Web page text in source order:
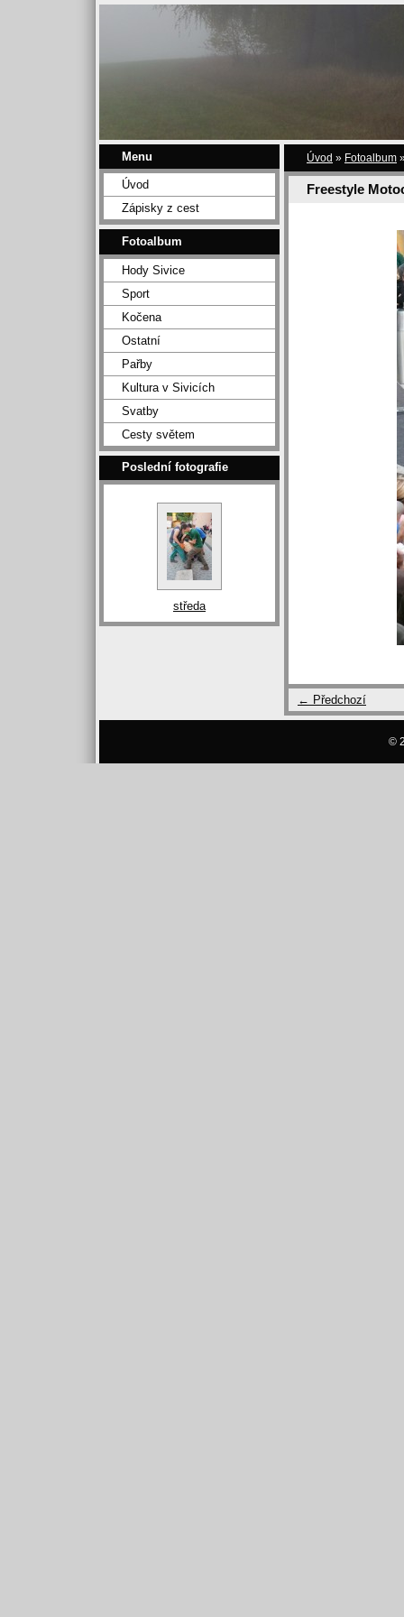
Menu
Úvod
Zápisky z cest
Fotoalbum
Hody Sivice
Sport
Kočena
Ostatní
Pařby
Kultura v Sivicích
Svatby
Cesty světem
Poslední fotografie
středa
Úvod » Fotoalbum
Freestyle
← Předchozí
©